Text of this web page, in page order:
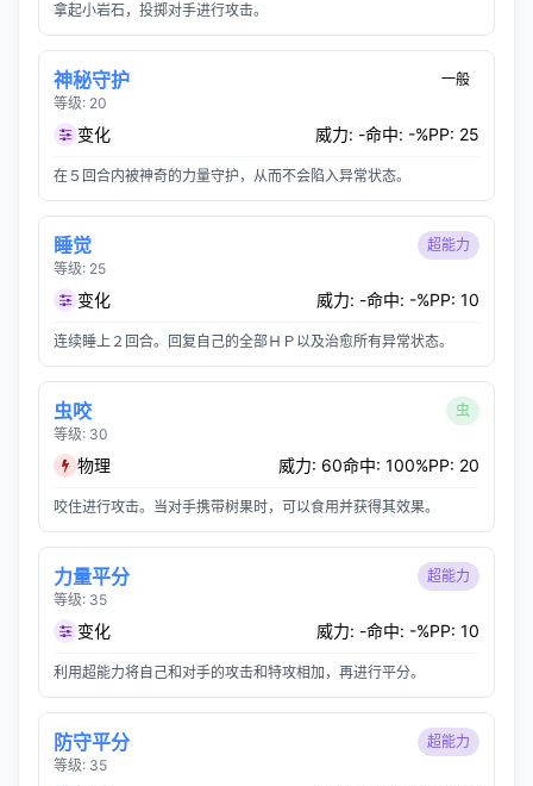
拿起小岩石，投掷对手进行攻击。
神秘守护
等级: 20
一般
变化 威力: -命中: -%PP: 25
在５回合内被神奇的力量守护，从而不会陷入异常状态。
睡觉
等级: 25
超能力
变化 威力: -命中: -%PP: 10
连续睡上２回合。回复自己的全部ＨＰ以及治愈所有异常状态。
虫咬
等级: 30
虫
物理 威力: 60命中: 100%PP: 20
咬住进行攻击。当对手携带树果时，可以食用并获得其效果。
力量平分
等级: 35
超能力
变化 威力: -命中: -%PP: 10
利用超能力将自己和对手的攻击和特攻相加，再进行平分。
防守平分
等级: 35
超能力